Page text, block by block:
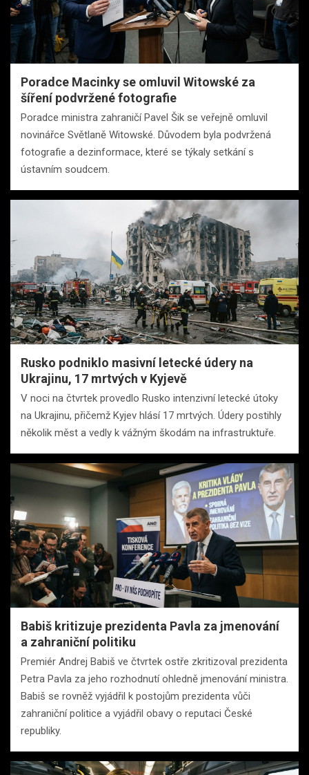
Poradce Macinky se omluvil Witowské za
šíření podvržené fotografie
Poradce ministra zahraničí Pavel Šik se veřejně omluvil
novinářce Světlaně Witowské. Důvodem byla podvržená
fotografie a dezinformace, které se týkaly setkání s
ústavním soudcem.
Rusko podniklo masivní letecké údery na
Ukrajinu, 17 mrtvých v Kyjevě
V noci na čtvrtek provedlo Rusko intenzivní letecké útoky
na Ukrajinu, přičemž Kyjev hlásí 17 mrtvých. Údery postihly
několik měst a vedly k vážným škodám na infrastruktuře.
Babiš kritizuje prezidenta Pavla za jmenování
a zahraniční politiku
Premiér Andrej Babiš ve čtvrtek ostře zkritizoval prezidenta
Petra Pavla za jeho rozhodnutí ohledně jmenování ministra.
Babiš se rovněž vyjádřil k postojům prezidenta vůči
zahraniční politice a vyjádřil obavy o reputaci České
republiky.